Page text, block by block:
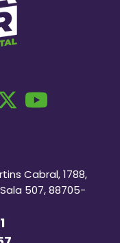
Cabral, 1788,
507, 88705-